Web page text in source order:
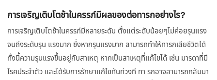
การเจริญเติบโตช้าในครรภ์มีผลของต่อทารกอย่างไร?
การเจริญเติบโตช้าในครรภ์มีหลายระดับ ตั้งแต่ระดับน้อยๆไม่ค่อยรุนแรง
จนถึงระดับรุน แรงมาก ซึ่งหากรุนแรงมาก สามารถทำให้ทารกเสียชีวิตได้
ทั้งนี้ความรุนแรงขึ้นอยู่กับสาเหตุ หากเป็นสาเหตุที่แก้ไขได้ เช่น มารดาที่มี
โรคประจำตัว และได้รับการรักษาแก้ไขทันท่วงที ทา รกอาจสามารถกลับมา